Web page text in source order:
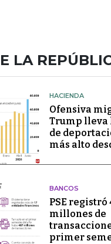
LA
HACIENDA
Ofensiva
Trump lleva
de
más alto
BANCOS
PSE registró
millones de
primer